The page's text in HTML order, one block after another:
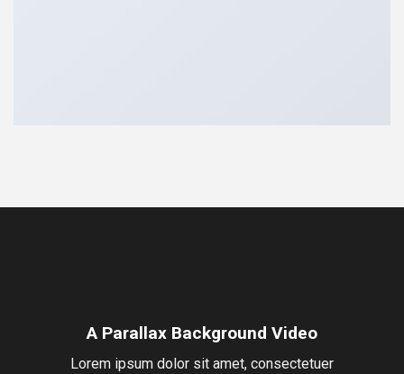
A Parallax Background Video
Lorem ipsum dolor sit amet, consectetuer